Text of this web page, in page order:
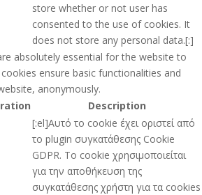
store whether or not user has
consented to the use of cookies. It
does not store any personal data.[:]
absolutely essential for the website to
ensure basic functionalities and
anonymously.
Description
[:el]Αυτό το cookie έχει οριστεί από
το plugin συγκατάθεσης Cookie
GDPR. Το cookie χρησιμοποιείται
για την αποθήκευση της
συγκατάθεσης χρήστη για τα cookies